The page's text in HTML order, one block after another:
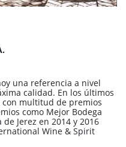
una referencia a nivel
calidad. En los últimos
con multitud de premios
como Mejor Bodega
Jerez en 2014 y 2016
Wine & Spirit